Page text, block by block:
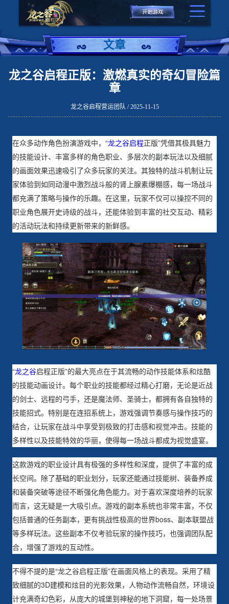
文章
龙之谷启程正版：激燃真实的奇幻冒险篇
章
龙之谷启程营运团队 / 2025-11-15
在众多动作角色扮演游戏中，“龙之谷启程正版”凭借其极具魅力
的技能设计、丰富多样的角色职业、多层次的副本玩法以及细腻
的画面效果迅速吸引了众多玩家的关注。其独特的战斗机制让玩
家体验到如同动漫中激烈战斗般的肾上腺素爆棚感，每一场战斗
都充满了策略与操作的乐趣。在这里，玩家不仅可以操控不同的
职业角色展开史诗级的战斗，还能体验到丰富的社交互动、精彩
的活动玩法和持续更新带来的新鲜感。
“龙之谷启程正版”的最大亮点在于其流畅的动作技能体系和炫酷
的技能动画设计。每个职业的技能都经过精心打磨，无论是近战
的剑士、远程的弓手，还是魔法师、圣骑士，都拥有各自独特的
技能招式。特别是在连招系统上，游戏强调节奏感与操作技巧的
结合，让玩家在战斗中享受到极致的打击感和视觉冲击。技能的
多样性以及技能特效的华丽，使得每一场战斗都成为视觉盛宴。
这款游戏的职业设计具有极强的多样性和深度，提供了丰富的成
长空间。除了基础的职业划分，玩家还能通过技能树、装备养成
和装备突破等途径不断强化角色能力。对于喜欢深度培养的玩家
而言，这无疑是一大吸引点。游戏的副本系统也非常丰富，不仅
包括普通的任务副本，更有挑战性极高的世界boss、副本联盟战
等多样玩法。这些副本不仅考验玩家的操作技巧，也强调团队配
合，增强了游戏的互动性。
不得不提的是“龙之谷启程正版”在画面风格上的表现。采用了精
致细腻的3D建模和炫目的光影效果，人物动作流畅自然，环境设
计充满奇幻色彩，从庞大的城堡到神秘的地下洞窟，每一处场景